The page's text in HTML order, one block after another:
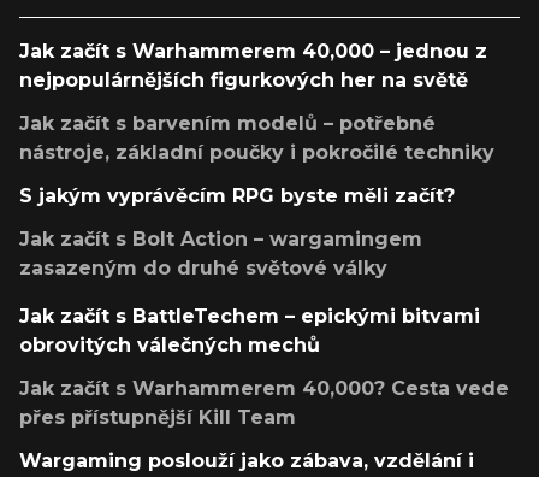
Jak začít s Warhammerem 40,000 – jednou z
nejpopulárnějších figurkových her na světě
Jak začít s barvením modelů – potřebné
nástroje, základní poučky i pokročilé techniky
S jakým vyprávěcím RPG byste měli začít?
Jak začít s Bolt Action – wargamingem
zasazeným do druhé světové války
Jak začít s BattleTechem – epickými bitvami
obrovitých válečných mechů
Jak začít s Warhammerem 40,000? Cesta vede
přes přístupnější Kill Team
Wargaming poslouží jako zábava, vzdělání i